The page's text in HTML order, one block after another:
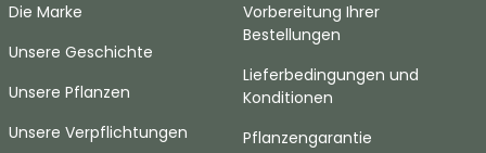
Die Marke
Unsere Geschichte
Unsere Pflanzen
Unsere Verpflichtungen
Vorbereitung Ihrer
Bestellungen
Lieferbedingungen und
Konditionen
Pflanzengarantie